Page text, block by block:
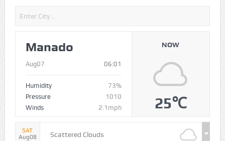
Manado
Aug07 06:01
Humidity
73%
Pressure
1010
Winds
2.1mph
NOW
25℃
SAT
Aug08
Scattered Clouds